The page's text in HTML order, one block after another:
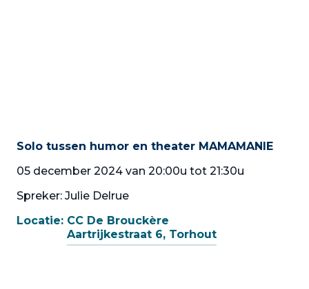
Solo tussen humor en theater MAMAMANIE
05 december 2024 van 20:00u tot 21:30u
Spreker: Julie Delrue
Locatie: CC De Brouckère
Aartrijkestraat 6, Torhout